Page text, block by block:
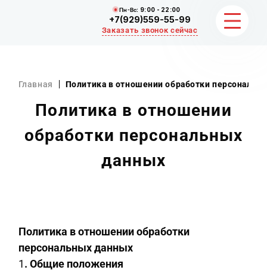
Пн-Вс: 9:00 - 22:00
+7(929)559-55-99
Заказать звонок сейчас
НЕРУДНЫЕ МАТЕРИАЛЫ
ВЫВОЗ И УБОРКА СНЕГА
Главная Политика в отношении обработки
Политика в отношении
обработки персональных
данных
Политика в отношении обработки
персональных данных
1. Общие положения